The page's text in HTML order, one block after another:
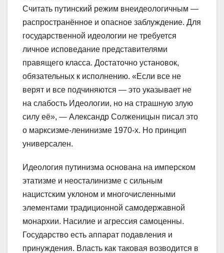
Считать путинский режим внеидеологичным —
распространённое и опасное заблуждение. Для
государственной идеологии не требуется
личное исповедание представителями
правящего класса. Достаточно установок,
обязательных к исполнению. «Если все не
верят и все подчиняются — это указывает не
на слабость Идеологии, но на страшную злую
силу её», — Александр Солженицын писал это
о марксизме-ленинизме 1970-х. Но принцип
универсален.
Идеология путинизма основана на имперском
этатизме и неосталинизме с сильным
нацистским уклоном и многочисленными
элементами традиционной самодержавной
монархии. Насилие и агрессия самоценны.
Государство есть аппарат подавления и
принуждения. Власть как таковая возводится в